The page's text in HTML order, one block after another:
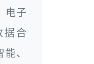
电子
据合
、